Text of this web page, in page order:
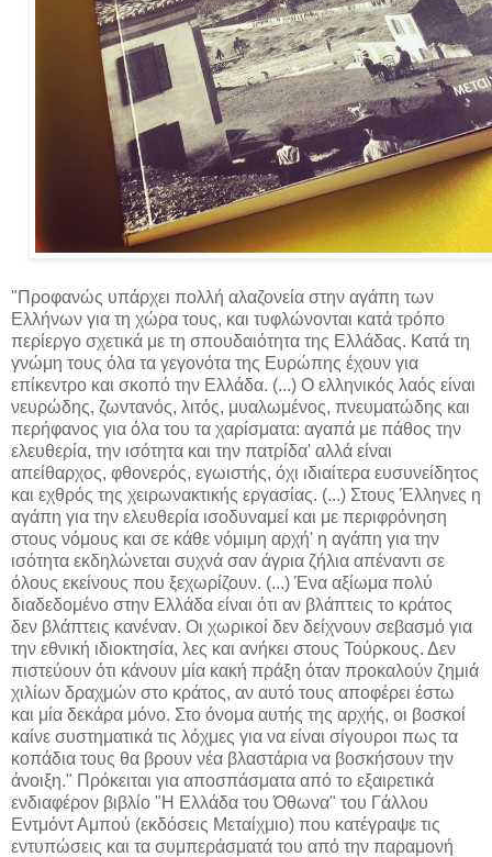
"Προφανώς υπάρχει πολλή αλαζονεία στην αγάπη των
Ελλήνων για τη χώρα τους, και τυφλώνονται κατά τρόπο
περίεργο σχετικά με τη σπουδαιότητα της Ελλάδας. Κατά τη
γνώμη τους όλα τα γεγονότα της Ευρώπης έχουν για
επίκεντρο και σκοπό την Ελλάδα. (...) Ο ελληνικός λαός είναι
νευρώδης, ζωντανός, λιτός, μυαλωμένος, πνευματώδης και
περήφανος για όλα του τα χαρίσματα: αγαπά με πάθος την
ελευθερία, την ισότητα και την πατρίδα' αλλά είναι
απείθαρχος, φθονερός, εγωιστής, όχι ιδιαίτερα ευσυνείδητος
και εχθρός της χειρωνακτικής εργασίας. (...) Στους Έλληνες η
αγάπη για την ελευθερία ισοδυναμεί και με περιφρόνηση
στους νόμους και σε κάθε νόμιμη αρχή' η αγάπη για την
ισότητα εκδηλώνεται συχνά σαν άγρια ζήλια απέναντι σε
όλους εκείνους που ξεχωρίζουν. (...) Ένα αξίωμα πολύ
διαδεδομένο στην Ελλάδα είναι ότι αν βλάπτεις το κράτος
δεν βλάπτεις κανέναν. Οι χωρικοί δεν δείχνουν σεβασμό για
την εθνική ιδιοκτησία, λες και ανήκει στους Τούρκους. Δεν
πιστεύουν ότι κάνουν μία κακή πράξη όταν προκαλούν ζημιά
χιλίων δραχμών στο κράτος, αν αυτό τους αποφέρει έστω
και μία δεκάρα μόνο. Στο όνομα αυτής της αρχής, οι βοσκοί
καίνε συστηματικά τις λόχμες για να είναι σίγουροι πως τα
κοπάδια τους θα βρουν νέα βλαστάρια να βοσκήσουν την
άνοιξη." Πρόκειται για αποσπάσματα από το εξαιρετικά
ενδιαφέρον βιβλίο "Η Ελλάδα του Όθωνα" του Γάλλου
Εντμόντ Αμπού (εκδόσεις Μεταίχμιο) που κατέγραψε τις
εντυπώσεις και τα συμπεράσματά του από την παραμονή